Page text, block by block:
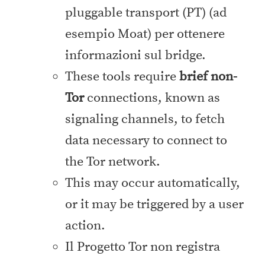
pluggable transport (PT) (ad
esempio Moat) per ottenere
informazioni sul bridge.
These tools requirebrief non-
Torconnections, known as
signaling channels, to fetch
data necessary to connect to
the Tor network.
This may occur automatically,
or it may be triggered by a user
action.
Il Progetto Tor non registra